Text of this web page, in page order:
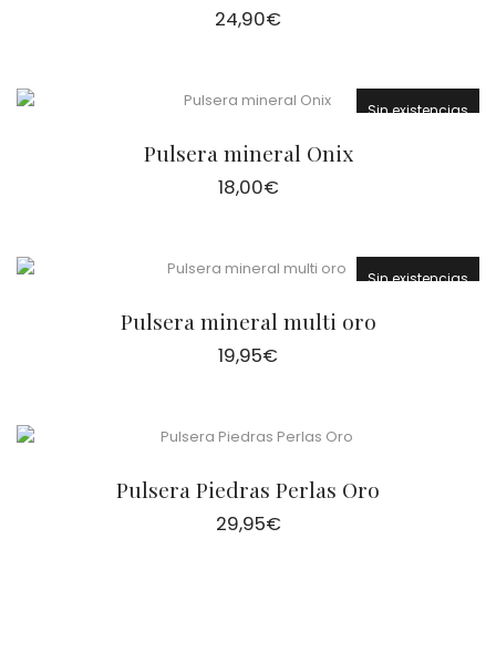
24,90€
Sin existencias
Pulsera mineral Onix
18,00€
Sin existencias
Pulsera mineral multi oro
19,95€
Pulsera Piedras Perlas Oro
29,95€